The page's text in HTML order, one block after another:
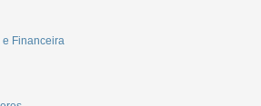
e Financeira